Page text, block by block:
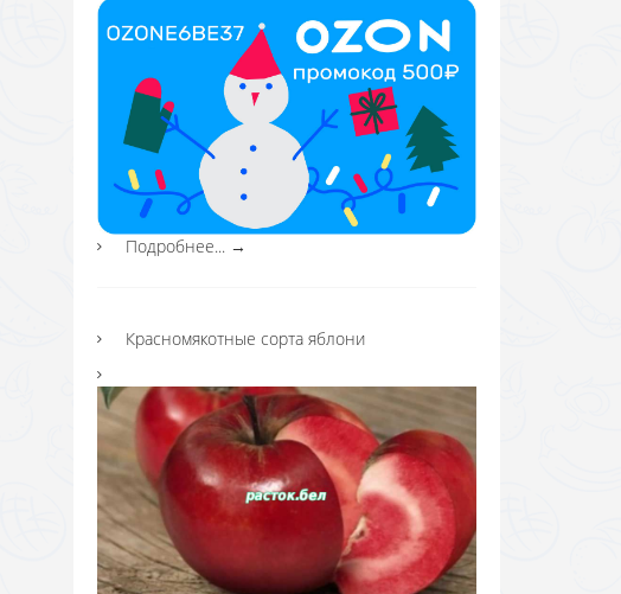
Подробнее... →
Красномякотные сорта яблони